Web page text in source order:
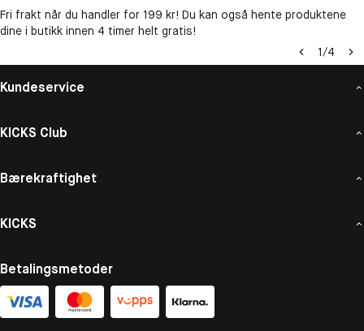
Fri frakt når du handler for 199 kr! Du kan også hente produktene
dine i butikk innen 4 timer helt gratis!
1/4
Kundeservice
KICKS Club
Bærekraftighet
KICKS
Betalingsmetoder